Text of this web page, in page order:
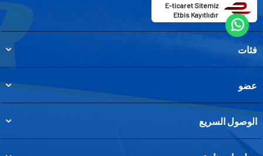
E-ticaret Sitemiz
Etbis Kayıtlıdır
فئات
عضو
الوصول السريع